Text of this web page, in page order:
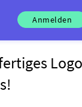
Anmelden